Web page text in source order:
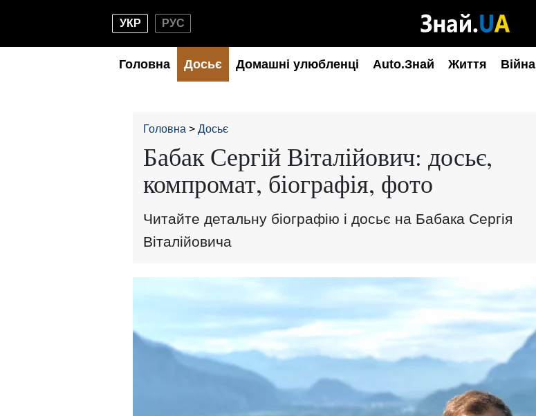
УКР РУС
Головна Досьє Домашні улюбленці Auto.Знай Життя Війна
Головна Досьє
Бабак Сергій Віталійович: досьє,
компромат, біографія, фото
Читайте детальну біографію і досьє на Бабака Сергія
Віталійовича